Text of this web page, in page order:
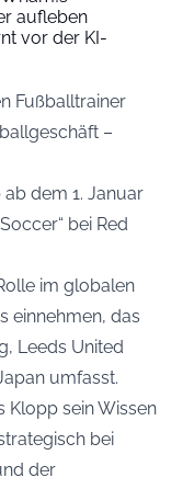
aufleben
vor der KI-
Fußballtrainer
–
dem 1. Januar
bei Red
im globalen
einnehmen, das
Leeds United
umfasst.
Klopp sein Wissen
bei
der